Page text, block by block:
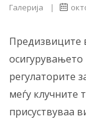
Галерија |
Предизвиците
регулаторите
меѓу клучните
присуствуваа